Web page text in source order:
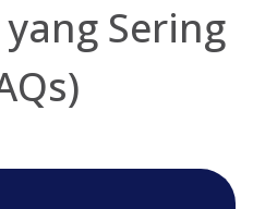
Sering